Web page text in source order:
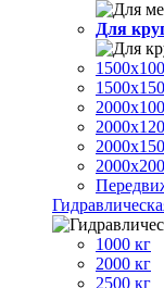
Для
1000 кг
2000 кг
2500 кг